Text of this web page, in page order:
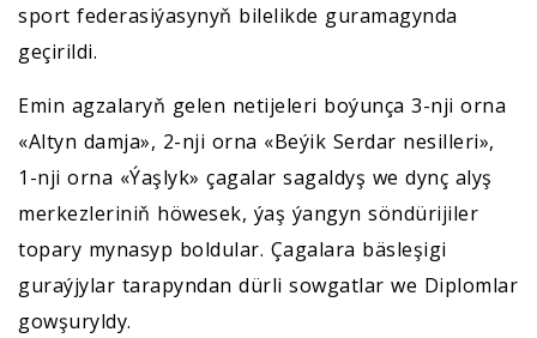
sport federasiýasynyň bilelikde guramagynda
geçirildi.
Emin agzalaryň gelen netijeleri boýunça 3-nji orna
«Altyn damja», 2-nji orna «Beýik Serdar nesilleri»,
1-nji orna «Ýaşlyk» çagalar sagaldyş we dynç alyş
merkezleriniň höwesek, ýaş ýangyn söndürijiler
topary mynasyp boldular. Çagalara bäsleşigi
guraýjylar tarapyndan dürli sowgatlar we Diplomlar
gowşuryldy.